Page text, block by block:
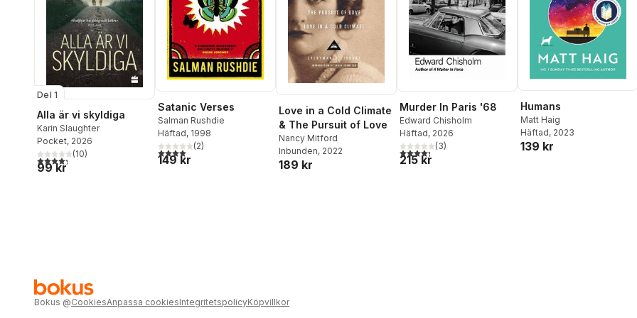
Del 1
Alla är vi skyldiga
Karin Slaughter
Pocket, 2026
4,3utav 5 stjärnor. Totalt antal röster:
(10)
99 kr
Satanic Verses
Salman Rushdie
Häftad, 1998
4,0utav 5 stjärnor. Totalt antal röster:
(2)
149 kr
Love in a Cold Climate
& The Pursuit of Love
Nancy Mitford
Inbunden, 2022
189 kr
Murder In Paris '68
Edward Chisholm
Häftad, 2026
4,3utav 5 stjärnor. Totalt antal röster:
(3)
215 kr
Humans
Matt Haig
Häftad, 2023
139 kr
Bokus @CookiesAnpassa cookiesIntegritetspolicyKöpvillkor